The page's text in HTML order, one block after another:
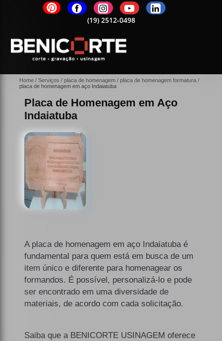
(19) 2512-0498
Home Serviços placa de homenagem
placa de homenagem formatura
placa de homenagem em aço Indaiatuba
Placa de Homenagem em Aço
Indaiatuba
A placa de homenagem em aço Indaiatuba é
fundamental para quem está em busca de um
item único e diferente para homenagear os
formandos. É possível, personalizá-lo e pode
ser encontrado em uma diversidade de
materiais, de acordo com cada solicitação.
Saiba que a BENICORTE USINAGEM oferece